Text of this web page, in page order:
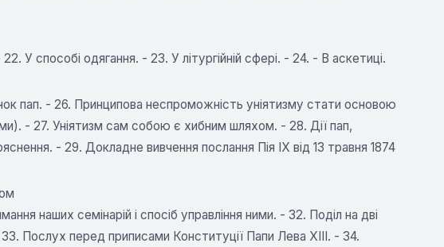
У способі одягання. - 23. У літургійній сфері. - 24. - В аскетиці.
пап. - 26. Принципова неспроможність уніятизму стати основою
- 27. Уніятизм сам собою є хибним шляхом. - 28. Дії пап,
- 29. Докладне вивчення послання Пія IX від 13 травня 1874
наших семінарій і спосіб управління ними. - 32. Поділ на дві
33. Послух перед приписами Конституції Папи Лева XIII. - 34.